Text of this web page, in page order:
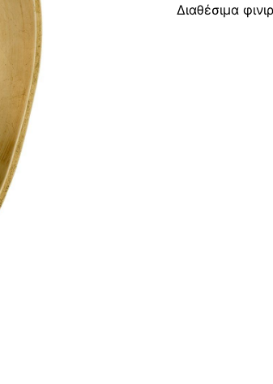
Διαθέσιμα